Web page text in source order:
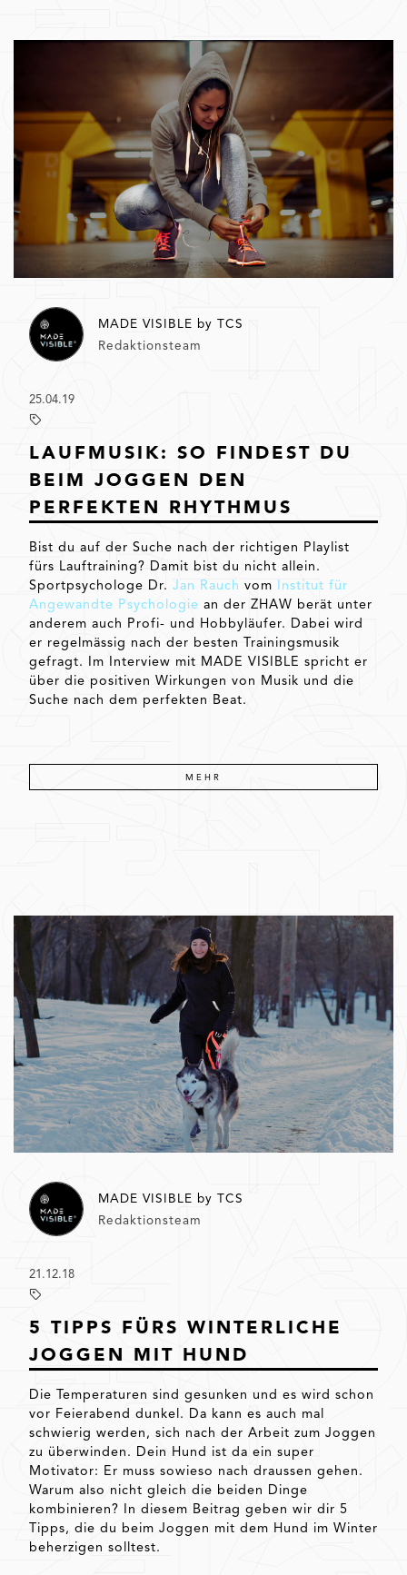
MADE VISIBLE by TCS
Redaktionsteam
25.04.19
LAUFMUSIK: SO FINDEST DU
BEIM JOGGEN DEN
PERFEKTEN RHYTHMUS
Bist du auf der Suche nach der richtigen Playlist
fürs Lauftraining? Damit bist du nicht allein.
Sportpsychologe Dr. Jan Rauch vom Institut für
Angewandte Psychologie an der ZHAW berät unter
anderem auch Profi- und Hobbyläufer. Dabei wird
er regelmässig nach der besten Trainingsmusik
gefragt. Im Interview mit MADE VISIBLE spricht er
über die positiven Wirkungen von Musik und die
Suche nach dem perfekten Beat.
MEHR
MADE VISIBLE by TCS
Redaktionsteam
21.12.18
5 TIPPS FÜRS WINTERLICHE
JOGGEN MIT HUND
Die Temperaturen sind gesunken und es wird schon
vor Feierabend dunkel. Da kann es auch mal
schwierig werden, sich nach der Arbeit zum Joggen
zu überwinden. Dein Hund ist da ein super
Motivator: Er muss sowieso nach draussen gehen.
Warum also nicht gleich die beiden Dinge
kombinieren? In diesem Beitrag geben wir dir 5
Tipps, die du beim Joggen mit dem Hund im Winter
beherzigen solltest.